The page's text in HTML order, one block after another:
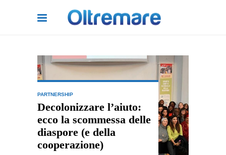
PARTNERSHIP
Decolonizzare l’aiuto:
ecco la scommessa delle
diaspore (e della
cooperazione)